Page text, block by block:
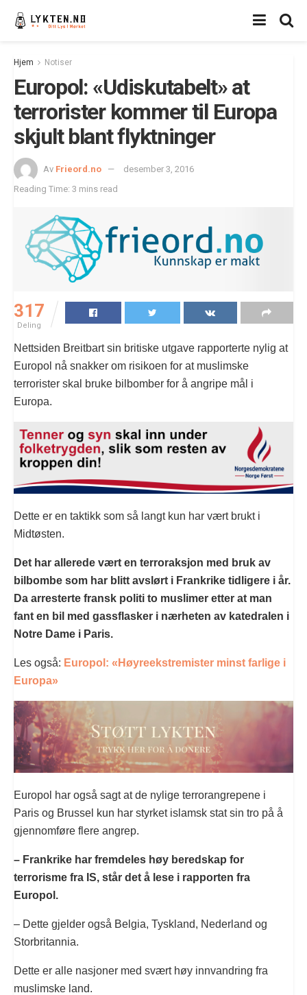
Hjem Notiser
Europol: «Udiskutabelt» at
terrorister kommer til Europa
skjult blant flyktninger
Av Frieord.no
desember 3, 2016
Reading Time: 3 mins read
317
Deling
Nettsiden Breitbart sin britiske utgave rapporterte nylig at
Europol nå snakker om risikoen for at muslimske
terrorister skal bruke bilbomber for å angripe mål i
Europa.
Dette er en taktikk som så langt kun har vært brukt i
Midtøsten.
Det har allerede vært en terroraksjon med bruk av
bilbombe som har blitt avslørt i Frankrike tidligere i år.
Da arresterte fransk politi to muslimer etter at man
fant en bil med gassflasker i nærheten av katedralen i
Notre Dame i Paris.
Les også: Europol: «Høyreekstremister minst farlige i
Europa»
Europol har også sagt at de nylige terrorangrepene i
Paris og Brussel kun har styrket islamsk stat sin tro på å
gjennomføre flere angrep.
– Frankrike har fremdeles høy beredskap for
terrorisme fra IS, står det å lese i rapporten fra
Europol.
– Dette gjelder også Belgia, Tyskland, Nederland og
Storbritannia.
Dette er alle nasjoner med svært høy innvandring fra
muslimske land.